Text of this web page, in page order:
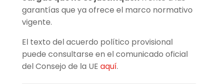
garantías que ya ofrece el marco normativo
vigente.
El texto del acuerdo político provisional
puede consultarse en el comunicado oficial
del Consejo de la UE aquí.